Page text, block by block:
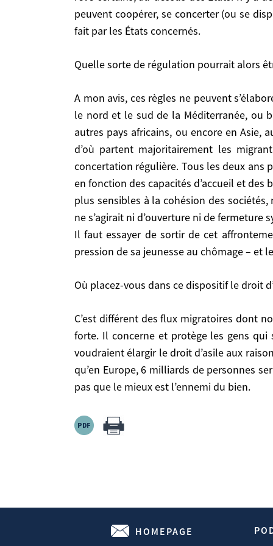
peuvent coopérer, se concerter (ou se
fait par les États concernés.
Quelle sorte de régulation pourrait alors
A mon avis, ces règles ne peuvent s’élaborer qu’au sein d’ensembles de pays qui partagent une relation d’indépendance migratoire, par exemple
le nord et le sud de la Méditerranée, ou
autres pays africains, ou encore en Asie,
d’où partent majoritairement les
concertation régulière. Tous les deux ans
en fonction des capacités d’accueil et
plus sensibles à la cohésion des
ne s’agirait ni d’ouverture ni de
Il faut essayer de sortir de cet
pression de sa jeunesse au chômage –
Où placez-vous dans ce dispositif le droit
C’est différent des flux migratoires dont nous parlons. Le droit d’asile existe, son cadre juridique est clair, la jurisprudence qui le protège est très
forte. Il concerne et protège les gens qui
voudraient élargir le droit d’asile aux
qu’en Europe, 6 milliards de personnes
pas que le mieux est l’ennemi du bien.
valent rien en dehors de leur mise en pratique
dessus des États. Il y a des enceintes.
Quelle sorte de régulation pourrait alors être
le sud de la Méditerranée, ou bien l’Amérique
encore en Asie, autour de l’Australie, etc. En
migrants vers l’Europe (Afrique du Nord,
exemple, les gouvernements concernés
marché du travail, sur telle ou telle
avant les critères de capacités d’adaptation
d’un thermostat qui serait réglé en fonction des
Il faut essayer de sortir de cet affrontement
jeunesse au chômage – et les pays du Nord
Où placez-vous dans ce dispositif le droit d’asile?
concerne et protège les gens qui sont
droit d’asile aux raisons économiques, mais
personnes seraient fondées à l’obtenir.
Source: Https://www.hubertvedrine.net
HOMEPAGE